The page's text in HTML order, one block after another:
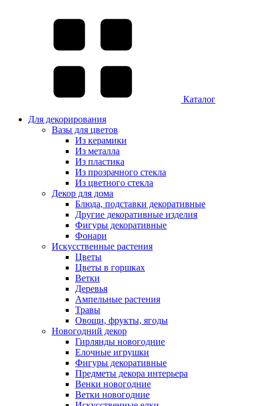
Каталог
Для декорирования
Вазы для цветов
Из керамики
Из металла
Из пластика
Из прозрачного стекла
Из цветного стекла
Декор для дома
Блюда, подставки декоративные
Другие декоративные изделия
Фигуры декоративные
Фонари
Искусственные растения
Цветы
Цветы в горшках
Ветки
Деревья
Ампельные растения
Травы
Овощи, фрукты, ягоды
Новогодний декор
Гирлянды новогодние
Елочные игрушки
Фигуры декоративные
Предметы декора интерьера
Венки новогодние
Ветки новогодние